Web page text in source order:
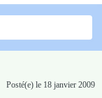
Posté(e) le 18 janvier 2009